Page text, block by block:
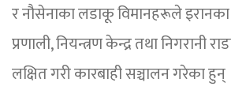
र नौसेनाका लडाकू विमानहरूले इरानका
प्रणाली, नियन्त्रण केन्द्र तथा निगरानी
लक्षित गरी कारबाही सञ्चालन गरेका